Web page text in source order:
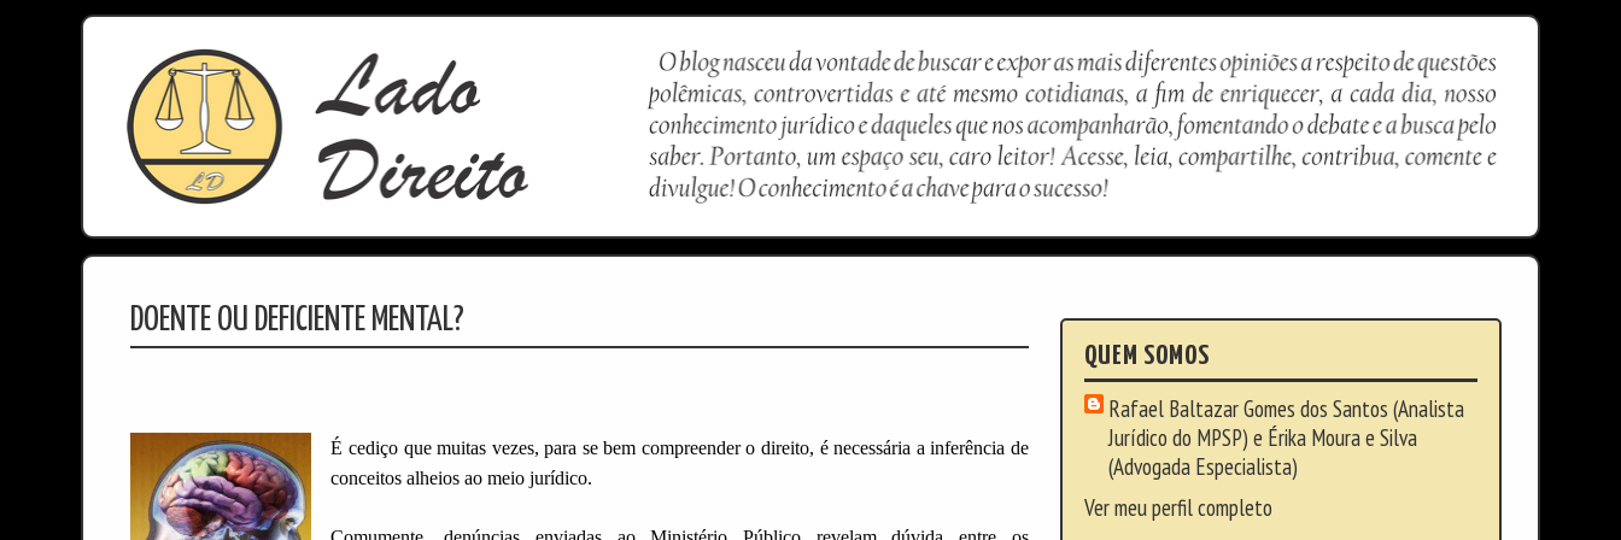
DOENTE OU DEFICIENTE MENTAL?
É cediço que muitas vezes, para se bem compreender o direito, é necessária a inferência de
conceitos alheios ao meio jurídico.
QUEM SOMOS
Rafael Baltazar Gomes dos Santos (Analista
Jurídico do MPSP) e Érika Moura e Silva
(Advogada Especialista)
Ver meu perfil completo